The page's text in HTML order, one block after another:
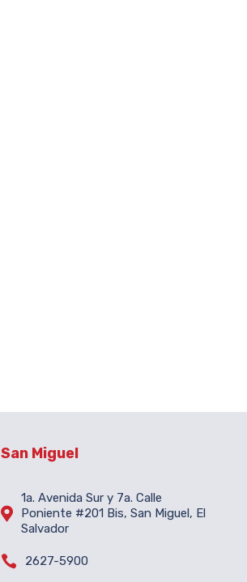
San Miguel

1a. Avenida Sur y 7a. Calle
Poniente #201 Bis, San Miguel, El
Salvador
 2627-5900